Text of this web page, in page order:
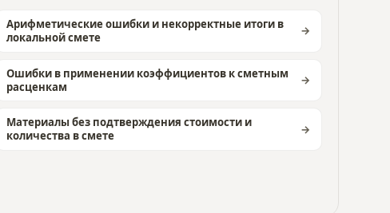
Арифметические ошибки и некорректные итоги в
локальной смете
Ошибки в применении коэффициентов к сметным
расценкам
Материалы без подтверждения стоимости и
количества в смете